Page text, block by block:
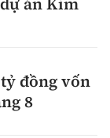
đồng vốn
8